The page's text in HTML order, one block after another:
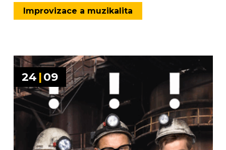
Improvizace a muzikalita
24 |09